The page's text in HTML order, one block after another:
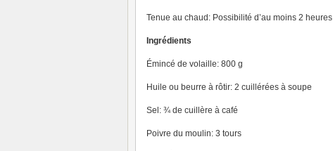
Tenue au chaud: Possibilité d’au moins 2 heures
Ingrédients
Émincé de volaille: 800 g
Huile ou beurre à rôtir: 2 cuillérées à soupe
Sel: ¾ de cuillère à café
Poivre du moulin: 3 tours